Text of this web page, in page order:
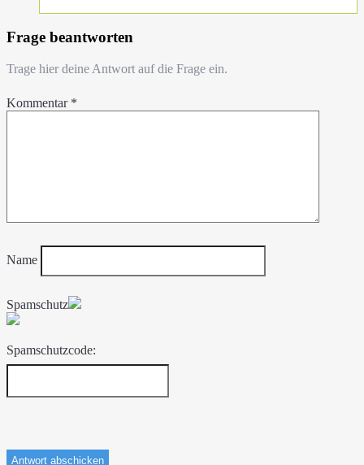
Frage beantworten
Trage hier deine Antwort auf die Frage ein.
Kommentar *
Name
Spamschutz
Spamschutzcode: